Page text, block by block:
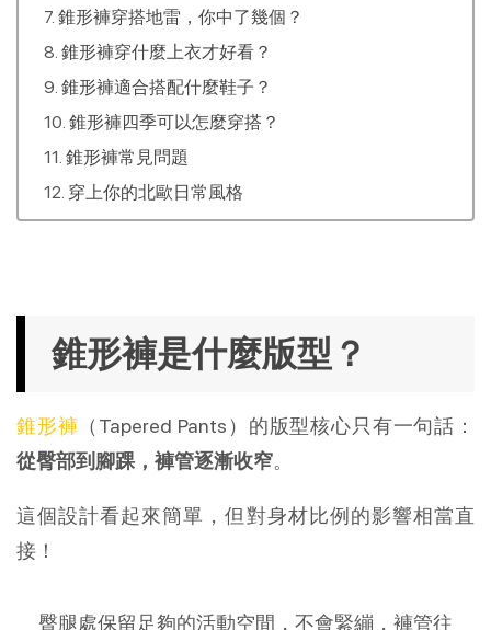
錐形褲穿搭地雷，你中了幾個？
錐形褲穿什麼上衣才好看？
錐形褲適合搭配什麼鞋子？
錐形褲四季可以怎麼穿搭？
錐形褲常見問題
穿上你的北歐日常風格
錐形褲是什麼版型？
錐形褲 （Tapered Pants）的版型核心只有一句話：
從臀部到腳踝，褲管逐漸收窄。
這個設計看起來簡單，但對身材比例的影響相當直
接！
臀腿處保留足夠的活動空間，不會緊繃，褲管往